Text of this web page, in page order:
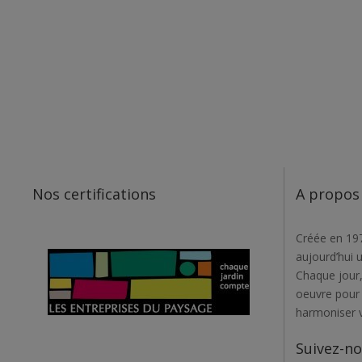
Nos certifications A propos
Créée en
aujourd’hui
Chaque
oeuvre
harmoniser
Suivez-